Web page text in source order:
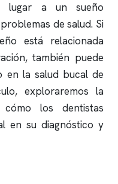
lugar a un sueño
de salud. Si
está relacionada
también puede
en la salud bucal de
exploraremos la
los dentistas
en su diagnóstico y